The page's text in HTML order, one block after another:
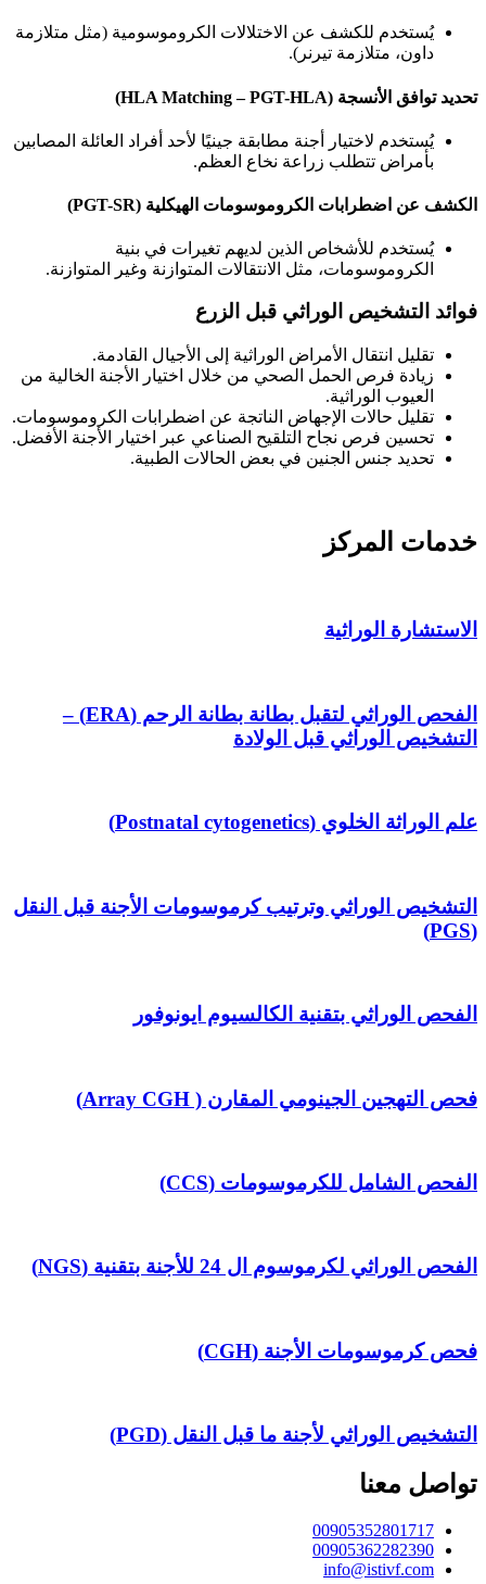
يُستخدم للكشف عن الاختلالات الكروموسومية (مثل متلازمة
داون، متلازمة تيرنر).
تحديد توافق الأنسجة (HLA Matching – PGT-HLA)
يُستخدم لاختيار أجنة مطابقة جينيًا لأحد أفراد العائلة المصابين
بأمراض تتطلب زراعة نخاع العظم.
الكشف عن اضطرابات الكروموسومات الهيكلية (PGT-SR)
يُستخدم للأشخاص الذين لديهم تغيرات في بنية
الكروموسومات، مثل الانتقالات المتوازنة وغير المتوازنة.
فوائد التشخيص الوراثي قبل الزرع
تقليل انتقال الأمراض الوراثية إلى الأجيال القادمة.
زيادة فرص الحمل الصحي من خلال اختيار الأجنة الخالية من
العيوب الوراثية.
تقليل حالات الإجهاض الناتجة عن اضطرابات الكروموسومات.
تحسين فرص نجاح التلقيح الصناعي عبر اختيار الأجنة الأفضل.
تحديد جنس الجنين في بعض الحالات الطبية.
خدمات المركز
الاستشارة الوراثية
الفحص الوراثي لتقبل بطانة بطانة الرحم (ERA) –
التشخيص الوراثي قبل الولادة
علم الوراثة الخلوي (Postnatal cytogenetics)
التشخيص الوراثي وترتيب كرموسومات الأجنة قبل النقل
(PGS)
الفحص الوراثي بتقنية الكالسيوم ايونوفور
فحص التهجين الجينومي المقارن ( Array CGH)
الفحص الشامل للكرموسومات (CCS)
الفحص الوراثي لكرموسوم ال 24 للأجنة بتقنية (NGS)
فحص كرموسومات الأجنة (CGH)
التشخيص الوراثي لأجنة ما قبل النقل (PGD)
تواصل معنا
00905352801717
00905362282390
info@istivf.com